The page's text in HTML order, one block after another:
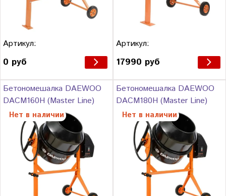
Артикул:
0 руб
Артикул:
17990 руб
Бетономешалка DAEWOO
DACM160H (Master Line)
Нет в наличии
Бетономешалка DAEWOO
DACM180H (Master Line)
Нет в наличии